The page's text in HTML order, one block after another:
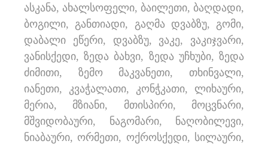
ასკანა, ახალსოფელი, ბაილეთი, ბაღდადი,
ბოგილი, განთიადი, გაღმა დვაბზუ, გომი,
დაბალი ეწერი, დვაბზუ, ვაკე, ვაკიჯვარი,
ვანისქედი, ზედა ბახვი, ზედა უჩხუბი, ზედა
ძიმითი, ზემო მაკვანეთი, თხინვალი,
იანეთი, კვაჭალათი, კონჭკათი, ლიხაური,
მერია, მზიანი, მთისპირი, მოცვნარი,
მშვიდობაური, ნაგომარი, ნაღობილევი,
ნიაბაური, ორმეთი, ოქროსქედი, სილაური,